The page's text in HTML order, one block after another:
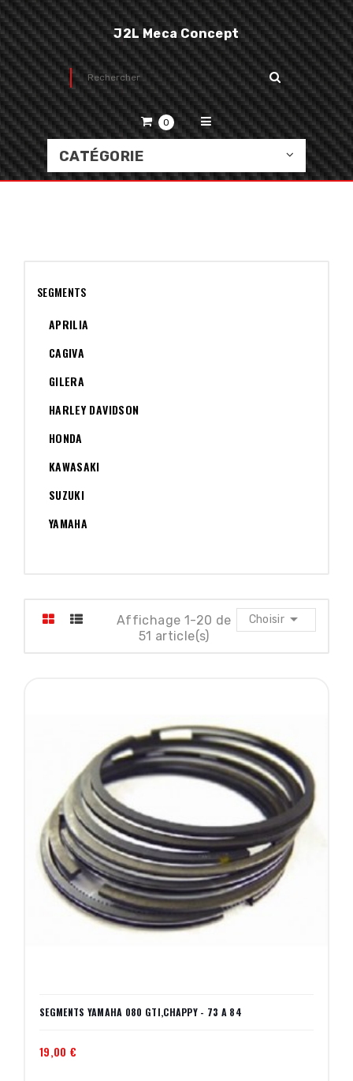
J2L Meca Concept
0
CATÉGORIE
SEGMENTS
APRILIA
CAGIVA
GILERA
HARLEY DAVIDSON
HONDA
KAWASAKI
SUZUKI
YAMAHA
Choisir 
Affichage 1-20 de
51 article(s)
SEGMENTS YAMAHA 080 GTI,CHAPPY - 73 A 84
19,00 €